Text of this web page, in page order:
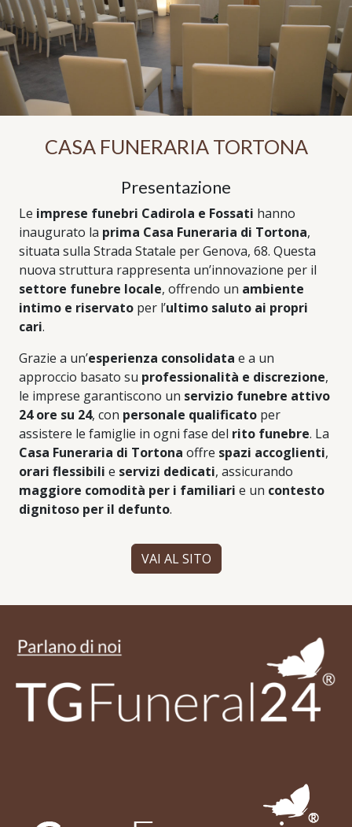
CASA FUNERARIA TORTONA
Presentazione
Le imprese funebri Cadirola e Fossati hanno
inaugurato la prima Casa Funeraria di Tortona,
situata sulla Strada Statale per Genova, 68. Questa
nuova struttura rappresenta un’innovazione per il
settore funebre locale, offrendo un ambiente
intimo e riservato per l’ultimo saluto ai propri
cari.
Grazie a un’esperienza consolidata e a un
approccio basato su professionalità e discrezione,
le imprese garantiscono un servizio funebre attivo
24 ore su 24, con personale qualificato per
assistere le famiglie in ogni fase del rito funebre. La
Casa Funeraria di Tortona offre spazi accoglienti,
orari flessibili e servizi dedicati, assicurando
maggiore comodità per i familiari e un contesto
dignitoso per il defunto.
VAI AL SITO